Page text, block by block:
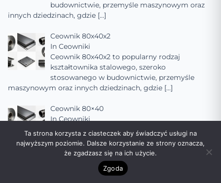
budownictwie, przemyśle maszynowym oraz
innych dziedzinach, gdzie […]
Ceownik 80x40x2
In Ceowniki
Ceownik 80x40x2 to popularny rodzaj
kształtownika stalowego, szeroko
stosowanego w budownictwie, przemyśle
maszynowym oraz innych dziedzinach, gdzie […]
Ceownik 80×40
InCeowniki
Ceownik 80×40 to popularny rodzaj
kształtownika stalowego, szeroko
stosowanego w budownictwie, przemyśle
maszynowym oraz innych dziedzinach, gdzie
Ta strona korzysta z ciasteczek aby świadczyć usługi na
najwyższym poziomie. Dalsze korzystanie ze strony oznacza,
że zgadzasz się na ich użycie.
Zgoda